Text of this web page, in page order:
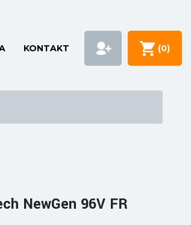
KONTAKT (0)
NewGen 96V FR